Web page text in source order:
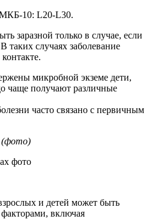
10: L20-L30.
заразной только в случае, если
таких случаях заболевание
микробной экземе дети,
чаще получают различные
часто связано с первичным
(фото)
и детей может быть
включая